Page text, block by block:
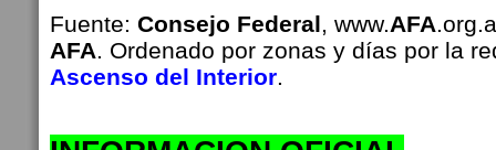
Fuente: Consejo Federal, www.AFA
AFA. Ordenado por zonas y días por la
Ascenso del Interior.